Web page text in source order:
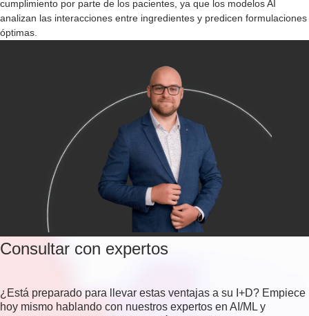
cumplimiento por parte de los pacientes, ya que los modelos AI
analizan las interacciones entre ingredientes y predicen formulaciones
óptimas.
Consultar con expertos
¿Está preparado para llevar estas ventajas a su I+D? Empiece
hoy mismo hablando con nuestros expertos en AI/ML y